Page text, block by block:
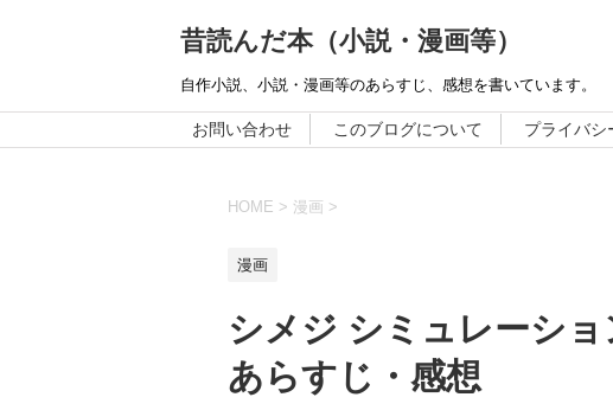
昔読んだ本（小説・漫画等）
自作小説、小説・漫画等のあらすじ、感想を書いています。
お問い合わせ このブログについて プライバシ
HOME > 漫画 >
漫画
シメジ シミュレーシ
あらすじ・感想